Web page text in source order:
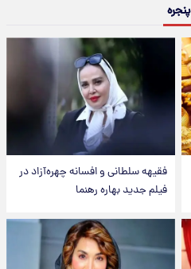
پنجره
فقیهه سلطانی و افسانه چهره‌آزاد در
فیلم جدید بهاره رهنما